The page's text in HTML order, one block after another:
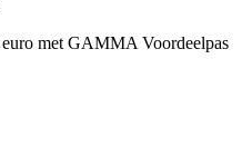
met GAMMA Voordeelpas